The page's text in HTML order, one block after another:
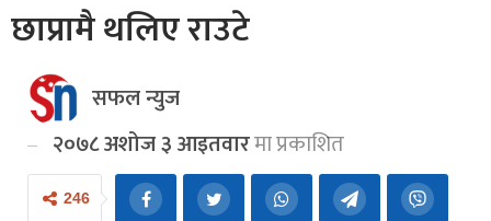
छाप्रामै थलिए राउटे
सफल न्युज
२०७८ अशोज ३ आइतवारमा प्रकाशित
246